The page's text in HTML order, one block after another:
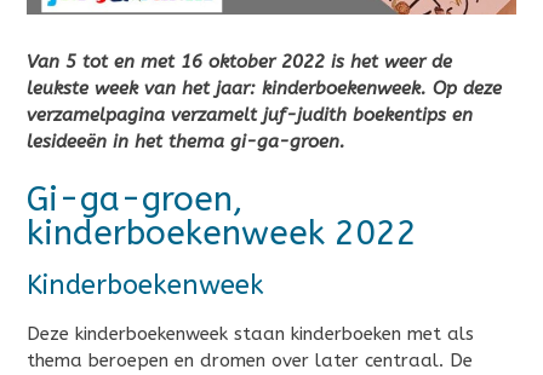
Van 5 tot en met 16 oktober 2022 is het weer de
leukste week van het jaar: kinderboekenweek. Op deze
verzamelpagina verzamelt juf-judith boekentips en
lesideeën in het thema gi-ga-groen.
Gi-ga-groen,
kinderboekenweek 2022
Kinderboekenweek
Deze kinderboekenweek staan kinderboeken met als
thema beroepen en dromen over later centraal. De